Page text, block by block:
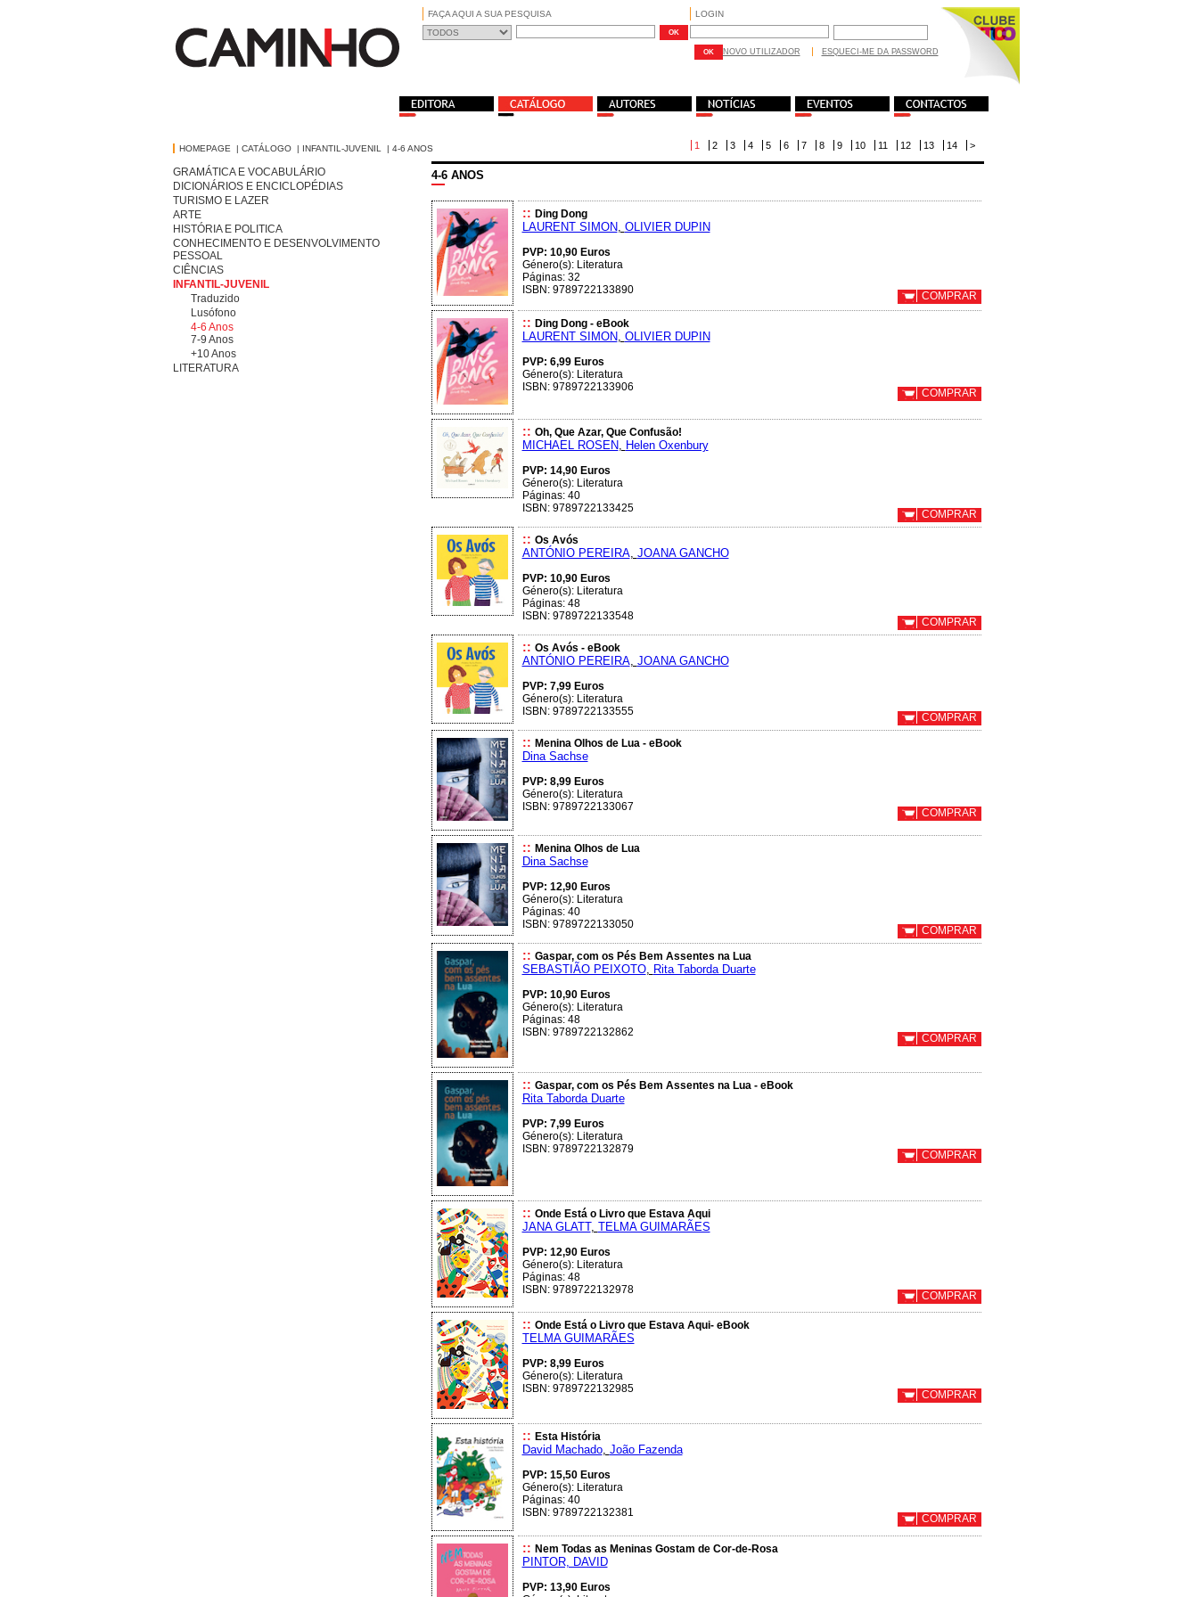
FAÇA AQUI A SUA PESQUISA LOGIN
NOVO UTILIZADOR ESQUECI-ME DA PASSWORD
HOMEPAGE | CATÁLOGO| INFANTIL-JUVENIL | 4-6 ANOS
GRAMÁTICA E VOCABULÁRIO
DICIONÁRIOS E ENCICLOPÉDIAS
TURISMO E LAZER
ARTE
HISTÓRIA E POLITICA
CONHECIMENTO E DESENVOLVIMENTO
PESSOAL
CIÊNCIAS
INFANTIL-JUVENIL
Traduzido
Lusófono
4-6 Anos
7-9 Anos
+10 Anos
LITERATURA
>
14
13
12
11
10
9
8
7
6
5
4
3
2
1
4-6 ANOS
:: Ding Dong
LAURENT SIMON, OLIVIER DUPIN
PVP: 10,90 Euros
Género(s): Literatura
Páginas: 32
ISBN: 9789722133890
COMPRAR
:: Ding Dong - eBook
LAURENT SIMON, OLIVIER DUPIN
PVP: 6,99 Euros
Género(s): Literatura
ISBN: 9789722133906
COMPRAR
:: Oh, Que Azar, Que Confusão!
MICHAEL ROSEN, Helen Oxenbury
PVP: 14,90 Euros
Género(s): Literatura
Páginas: 40
ISBN: 9789722133425
COMPRAR
:: Os Avós
ANTÓNIO PEREIRA, JOANA GANCHO
PVP: 10,90 Euros
Género(s): Literatura
Páginas: 48
ISBN: 9789722133548
COMPRAR
:: Os Avós - eBook
ANTÓNIO PEREIRA, JOANA GANCHO
PVP: 7,99 Euros
Género(s): Literatura
ISBN: 9789722133555
COMPRAR
:: Menina Olhos de Lua - eBook
Dina Sachse
PVP: 8,99 Euros
Género(s): Literatura
ISBN: 9789722133067
COMPRAR
:: Menina Olhos de Lua
Dina Sachse
PVP: 12,90 Euros
Género(s): Literatura
Páginas: 40
ISBN: 9789722133050
COMPRAR
:: Gaspar, com os Pés Bem Assentes na Lua
SEBASTIÃO PEIXOTO, Rita Taborda Duarte
PVP: 10,90 Euros
Género(s): Literatura
Páginas: 48
ISBN: 9789722132862
COMPRAR
:: Gaspar, com os Pés Bem Assentes na Lua - eBook
Rita Taborda Duarte
PVP: 7,99 Euros
Género(s): Literatura
ISBN: 9789722132879
COMPRAR
:: Onde Está o Livro que Estava Aqui
JANA GLATT, TELMA GUIMARÃES
PVP: 12,90 Euros
Género(s): Literatura
Páginas: 48
ISBN: 9789722132978
COMPRAR
:: Onde Está o Livro que Estava Aqui- eBook
TELMA GUIMARÃES
PVP: 8,99 Euros
Género(s): Literatura
ISBN: 9789722132985
COMPRAR
:: Esta História
David Machado, João Fazenda
PVP: 15,50 Euros
Género(s): Literatura
Páginas: 40
ISBN: 9789722132381
COMPRAR
:: Nem Todas as Meninas Gostam de Cor-de-Rosa
PINTOR, DAVID
PVP: 13,90 Euros